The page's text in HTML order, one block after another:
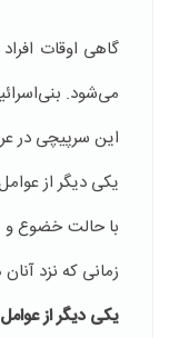
گاهی اوقات
می‌شود.
این سرپیچی در
یکی دیگر از
با حالت خضوع و
زمانی که نزد
یکی دیگر از